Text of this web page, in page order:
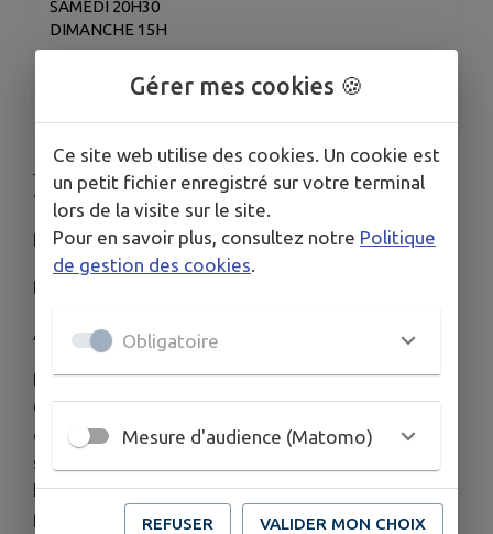
SAMEDI 20H30
DIMANCHE 15H
Association Cinéma l'Aiglon
11 février 2026en salle | 1h
41min |Aventure ,Drame,Famille ,Historique
DeChristophe Barratier
Par
AvecLucas Hector Nina Filbrandt Octave Gerbi
Pendant l’occupation allemande durant la Seconde
Guerre mondiale, François, Eusèbe et Lisa, trois
enfants courageux, se lancent dans une aventure
secrète : résister aux nazis en plein cœur de la
France. Sabotages, messages cachés et évasions
périlleuses, ils mènent des actions clandestines
Gérer mes cookies 🍪
Ce site web utilise des cookies. Un cookie est
un petit fichier enregistré sur votre terminal
lors de la visite sur le site.
Pour en savoir plus, consultez notre Politique
de gestion des cookies.
Obligatoire
Mesure d'audience (Matomo)
REFUSER VALIDER MON CHOIX